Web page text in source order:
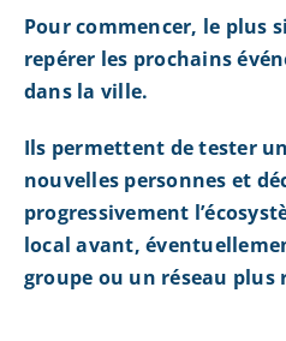
Pour commencer, le plus
repérer les prochains
dans la ville.
Ils permettent de tester
nouvelles personnes et
progressivement
local avant,
groupe ou un réseau plus